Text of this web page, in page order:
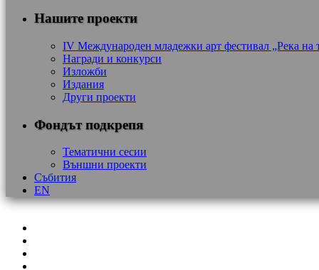
Нашите проекти
IV Международен младежки арт фестивал „Река на
Награди и конкурси
Изложби
Издания
Други проекти
Фондът подкрепя
Тематични сесии
Външни проекти
Събития
EN